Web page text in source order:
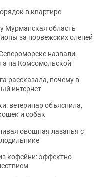
в квартире
Мурманская область
за норвежских оленей
назвали
на Комсомольской
рассказала, почему в
интернет
ветеринар объяснила,
и собак
овощная лазанья с
кофейни: эффектно